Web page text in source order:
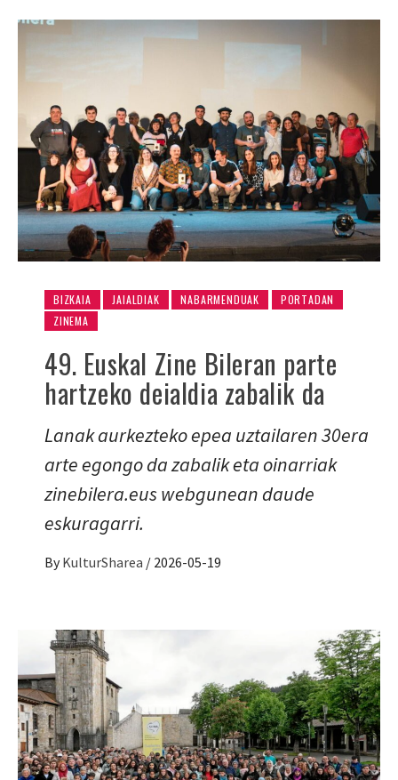
BIZKAIA JAIALDIAK NABARMENDUAK
PORTADAN
ZINEMA
49. Euskal Zine Bileran parte
hartzeko deialdia zabalik da
Lanak aurkezteko epea uztailaren 30era
arte egongo da zabalik eta oinarriak
zinebilera.eus webgunean daude
eskuragarri.
By KulturSharea / 2026-05-19